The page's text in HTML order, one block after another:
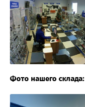
Фото нашего склада: